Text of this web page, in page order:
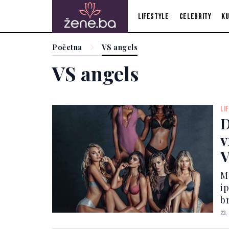
Lifestyle Celebrity
Početna VS angels
VS angels
23.